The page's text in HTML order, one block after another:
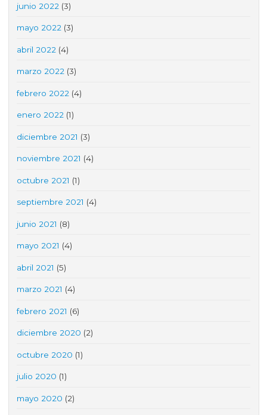
junio 2022 (3)
mayo 2022 (3)
abril 2022 (4)
marzo 2022 (3)
febrero 2022 (4)
enero 2022 (1)
diciembre 2021 (3)
noviembre 2021 (4)
octubre 2021 (1)
septiembre 2021 (4)
junio 2021 (8)
mayo 2021 (4)
abril 2021 (5)
marzo 2021 (4)
febrero 2021 (6)
diciembre 2020 (2)
octubre 2020 (1)
julio 2020 (1)
mayo 2020 (2)